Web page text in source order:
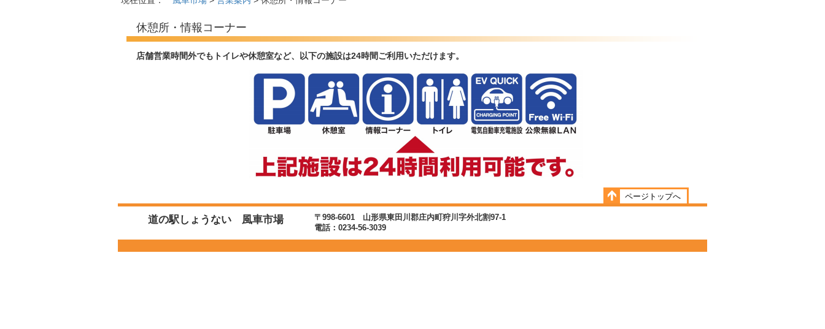
休憩所・情報コーナー
店舗営業時間外でもトイレや休憩室など、以下の施設は24時間ご利用いただけます。
ページトップへ
道の駅しょうない 風車市場
〒998-6601 山形県東田川郡庄内町狩川字外北割97-1
電話：0234-56-3039